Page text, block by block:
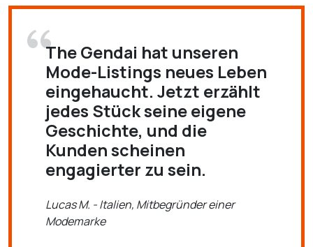
The Gendai hat unseren
Mode-Listings neues Leben
eingehaucht. Jetzt erzählt
jedes Stück seine eigene
Geschichte, und die
Kunden scheinen
engagierter zu sein.
Lucas M. - Italien, Mitbegründer einer
Modemarke